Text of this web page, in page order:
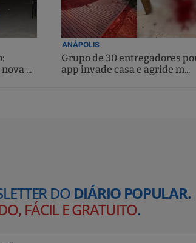
...
ANÁPOLIS
Grupo de 30 entregadores
app invade casa e agride m...
DO DIÁRIO POPULAR.
FÁCIL E GRATUITO.